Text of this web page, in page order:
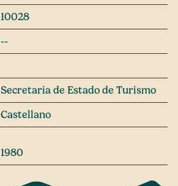
10028
--
Secretaria de Estado de Turismo
Castellano
1980